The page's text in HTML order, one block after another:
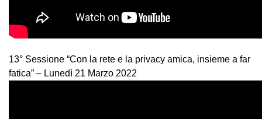
13° Sessione “Con la rete e la privacy amica, insieme a far
fatica” – Lunedì 21 Marzo 2022